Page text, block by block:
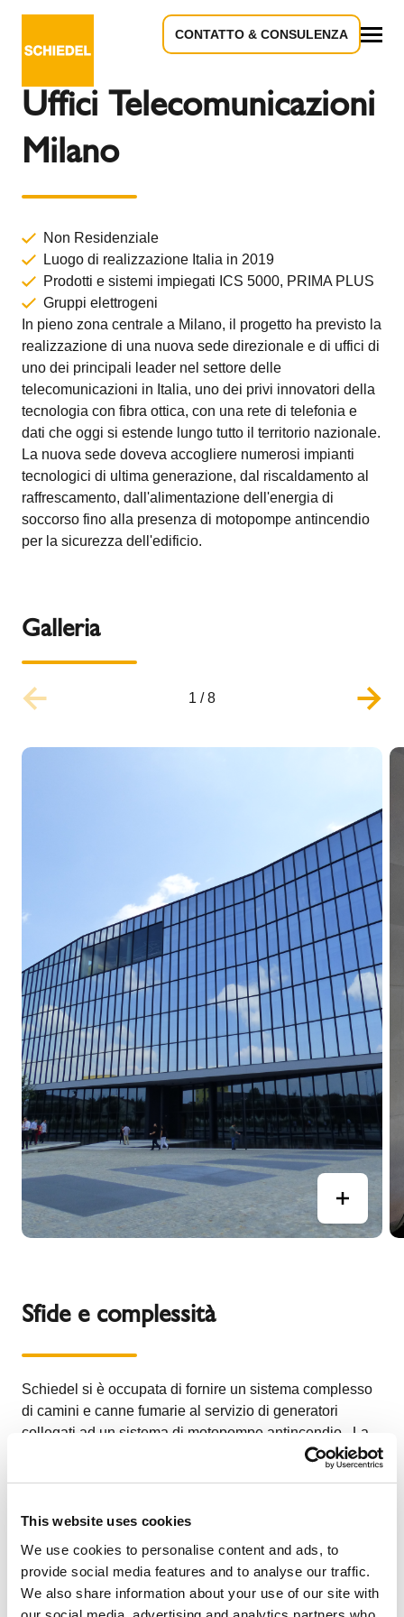
This website uses cookies
We use cookies to personalise content and ads, to
provide social media features and to analyse our traffic.
We also share information about your use of our site with
CONTATTO & CONSULENZA
Torna alla panoramica
Uffici Telecomunicazioni
Milano
Non Residenziale
Luogo di realizzazione Italia in 2019
Prodotti e sistemi impiegati ICS 5000, PRIMA PLUS
Gruppi elettrogeni
In pieno zona centrale a Milano, il progetto ha previsto la
realizzazione di una nuova sede direzionale e di uffici di
uno dei principali leader nel settore delle
telecomunicazioni in Italia, uno dei privi innovatori della
tecnologia con fibra ottica, con una rete di telefonia e
dati che oggi si estende lungo tutto il territorio nazionale.
La nuova sede doveva accogliere numerosi impianti
tecnologici di ultima generazione, dal riscaldamento al
raffrescamento, dall'alimentazione dell'energia di
soccorso fino alla presenza di motopompe antincendio
per la sicurezza dell'edificio.
Galleria
1 /8
Sfide e complessità
Schiedel si è occupata di fornire un sistema complesso
di camini e canne fumarie al servizio di generatori
collegati ad un sistema di motopompe antincendio. La
sfida principale del progetto consisteva nella tortuosità
orizzontali in un percorso sotterraneo di svariati metri, al
emersi fuoriterra all'interno dell'area verde antistante
l'edificio. Il lungo percorso orizzontale e sotterraneo
avrebbe inoltre comportato spazi limitati di montaggio e